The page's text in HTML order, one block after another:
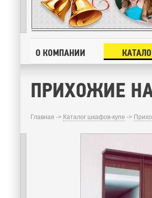
О КОМПАНИИ
ПРИХОЖИЕ
Главная -> Каталог шкафов-купе ->